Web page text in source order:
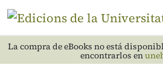
La compra de eBooks no está
encontrarlos en